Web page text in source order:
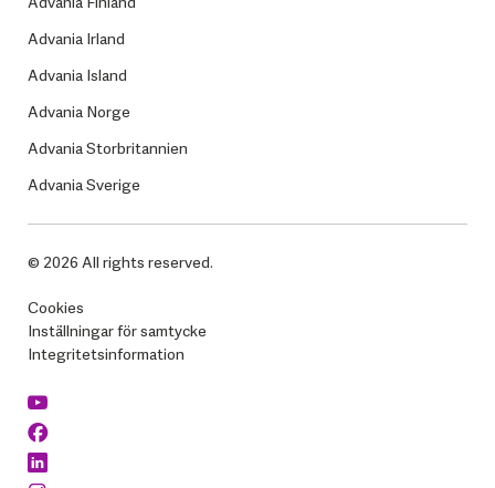
Advania Irland
Advania Island
Advania Norge
Advania Storbritannien
Advania Sverige
© 2026 All rights reserved.
Cookies
Inställningar för samtycke
Integritetsinformation